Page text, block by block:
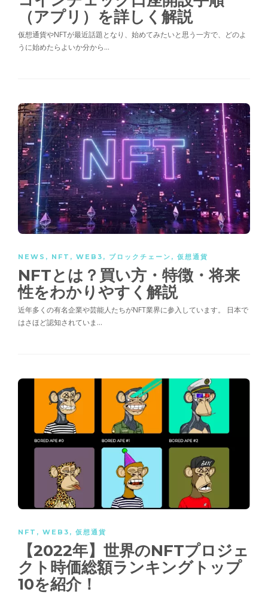
（アプリ）を詳しく解説
仮想通貨やNFTが最近話題となり、始めてみたいと思う一方で、どのよ
うに始めたらよいか分から…
NEWS , NFT , WEB3 , ブロックチェーン , 仮想通貨
NFTとは？買い方・特徴・将来
性をわかりやすく解説
近年多くの有名企業や芸能人たちがNFT業界に参入しています。 日本で
はさほど認知されていま…
NFT , WEB3 , 仮想通貨
【2022年】世界のNFTプロジェ
クト時価総額ランキングトップ
10を紹介！